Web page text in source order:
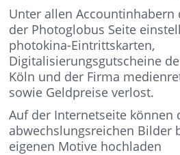
Unter allen
der Photoglobus Seite
photokina-Eintrittskarten,
Digitalisierungsgutscheine
Köln und der Firma
sowie Geldpreise verlost.
Auf der Internetseite können
abwechslungsreichen Bilder
eigenen Motive hochladen